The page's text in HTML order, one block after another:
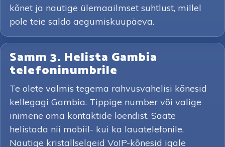
kõnet ja nautige ülemaailmset suhtlust, millel
pole teie saldo aegumiskuupäeva.
Samm 3. Helista Gambia
telefoninumbrile
Te olete valmis tegema rahvusvahelisi kõnesid
kellegagi Gambia. Tippige number või valige
inimene oma kontaktide loendist. Saate
helistada nii mobiil- kui ka lauatelefonile.
Nautige kristallselgeid VoIP-kõnesid igale